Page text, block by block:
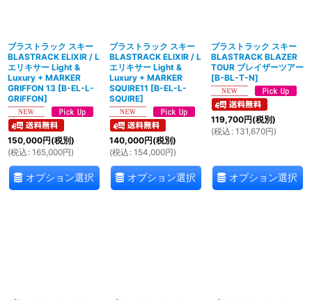
ブラストラック スキー
BLASTRACK ELIXIR / L
エリキサー Light &
Luxury + MARKER
GRIFFON 13 [B-EL-L-
GRIFFON]
150,000円(税別)
(税込 : 165,000円)
オプション選択
ブラストラック スキー
BLASTRACK ELIXIR / L
エリキサー Light &
Luxury + MARKER
SQUIRE11 [B-EL-L-
SQUIRE]
140,000円(税別)
(税込 : 154,000円)
オプション選択
ブラストラック スキー
BLASTRACK BLAZER
TOUR ブレイザーツアー
[B-BL-T-N]
119,700円(税別)
(税込 : 131,670円)
オプション選択